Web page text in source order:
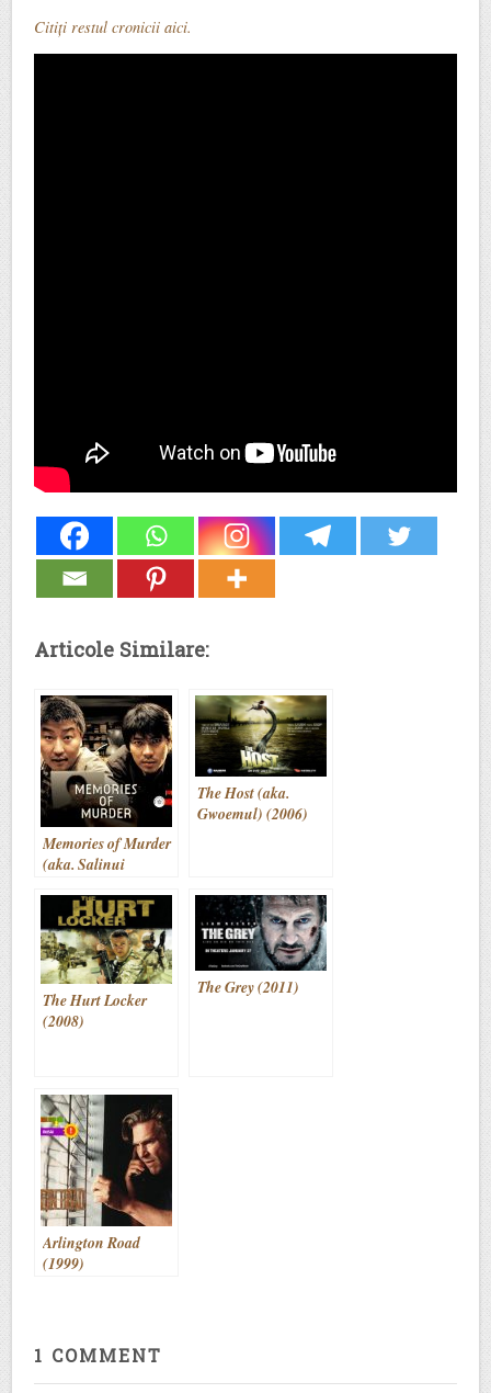
Citiți restul cronicii aici.
Articole Similare:
Memories of Murder
(aka. Salinui
The Host (aka.
Gwoemul) (2006)
The Hurt Locker
(2008)
The Grey (2011)
Arlington Road
(1999)
1 COMMENT